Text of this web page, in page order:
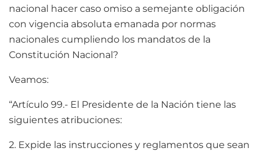
nacional hacer caso omiso a semejante obligación
con vigencia absoluta emanada por normas
nacionales cumpliendo los mandatos de la
Constitución Nacional?
Veamos:
“Artículo 99.- El Presidente de la Nación tiene las
siguientes atribuciones:
2. Expide las instrucciones y reglamentos que sean